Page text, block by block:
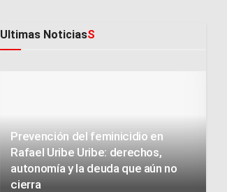
Ultimas NoticiasS
Prevención del feminicidio en
Rafael Uribe Uribe: derechos,
autonomía y la deuda que aún no
cierra